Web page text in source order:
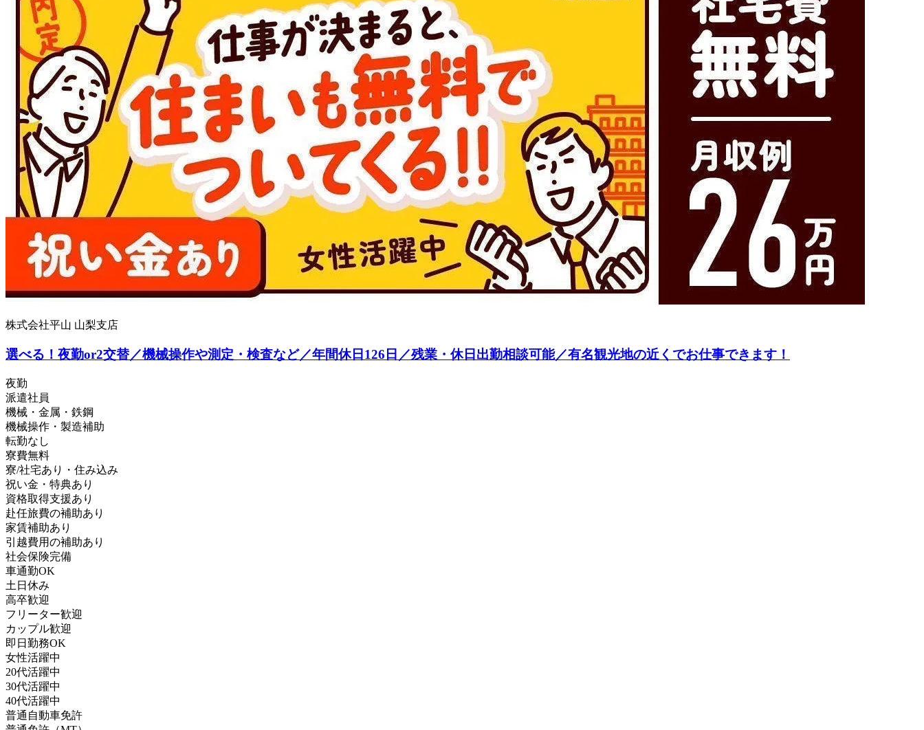
株式会社平山 山梨支店
選べる！夜勤or2交替／機械操作や測定・検査など／年間休日126日／残業・休日出勤相談可能／有名観光地の近くでお仕事できます！
夜勤
派遣社員
機械・金属・鉄鋼
機械操作・製造補助
転勤なし
寮費無料
寮/社宅あり・住み込み
祝い金・特典あり
資格取得支援あり
赴任旅費の補助あり
家賃補助あり
引越費用の補助あり
社会保険完備
車通勤OK
土日休み
高卒歓迎
フリーター歓迎
カップル歓迎
即日勤務OK
女性活躍中
20代活躍中
30代活躍中
40代活躍中
普通自動車免許